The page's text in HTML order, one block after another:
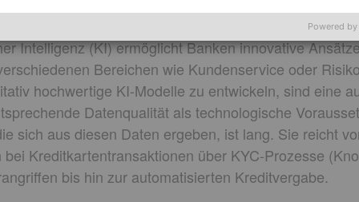
Intelligenz (KI) ermöglicht Banken innovative
Bereichen wie Kundenservice oder
hochwertige KI-Modelle zu entwickeln, sind eine
Datenqualität als technologische
sich aus diesen Daten ergeben, ist lang. Sie reicht
Kreditkartentransaktionen über KYC-Prozesse
bis hin zur automatisierten Kreditvergabe.
Powered by